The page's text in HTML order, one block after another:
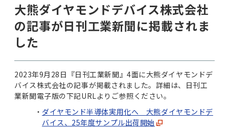
大熊ダイヤモンドデバイス株式会社
の記事が日刊工業新聞に掲載されま
した
2023年9月28日『日刊工業新聞』4面に大熊ダイヤモンドデ
バイス株式会社の記事が掲載されました。詳細は、日刊工
業新聞電子版の下記URLよりご参照ください。
ダイヤモンド半導体実用化へ 大熊ダイヤモンドデ
バイス、25年度サンプル出荷開始